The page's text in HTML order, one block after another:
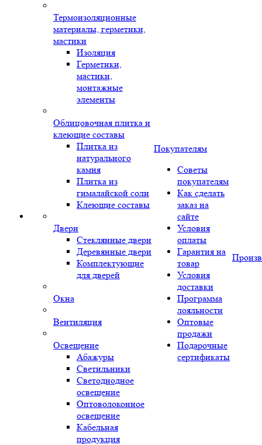
Термоизоляционные
материалы, герметики,
мастики
Изоляция
Герметики,
мастики,
монтажные
элементы
Облицовочная плитка и
клеющие составы
Плитка из
натурального
камня
Плитка из
гималайской соли
Клеющие составы
Двери
Стеклянные двери
Деревянные двери
Комплектующие
для дверей
Окна
Вентиляция
Освещение
Абажуры
Светильники
Светодиодное
освещение
Оптоволоконное
освещение
Кабельная
продукция
Покупателям
Советы
покупателям
Как сделать
заказ на
сайте
Условия
оплаты
Гарантия на
товар
Условия
доставки
Программа
лояльности
Оптовые
продажи
Подарочные
сертификаты